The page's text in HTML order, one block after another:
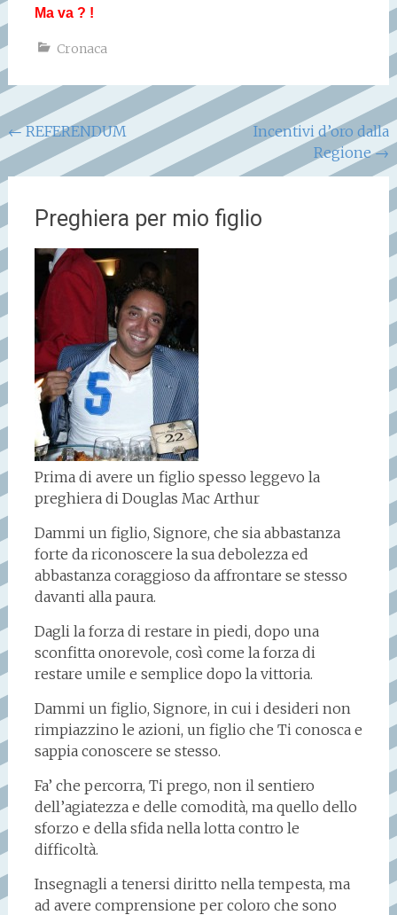
Ma va ? !
Cronaca
Navigazione
articoli
←REFERENDUM
Incentivi d’oro dalla
Regione→
Preghiera per mio figlio
Prima di avere un figlio spesso leggevo la
preghiera di Douglas Mac Arthur
Dammi un figlio, Signore, che sia abbastanza
forte da riconoscere la sua debolezza ed
abbastanza coraggioso da affrontare se stesso
davanti alla paura.
Dagli la forza di restare in piedi, dopo una
sconfitta onorevole, così come la forza di
restare umile e semplice dopo la vittoria.
Dammi un figlio, Signore, in cui i desideri non
rimpiazzino le azioni, un figlio che Ti conosca e
sappia conoscere se stesso.
Fa’ che percorra, Ti prego, non il sentiero
dell’agiatezza e delle comodità, ma quello dello
sforzo e della sfida nella lotta contro le
difficoltà.
Insegnagli a tenersi diritto nella tempesta, ma
ad avere comprensione per coloro che sono